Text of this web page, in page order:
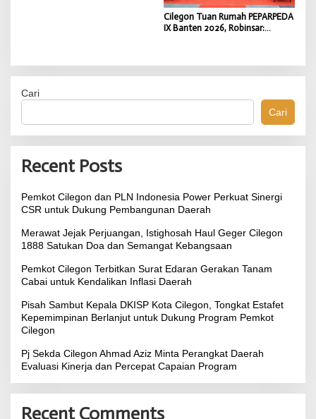
Cilegon Tuan Rumah PEPARPEDA
IX Banten 2026, Robinsar:
Cari
Cari
Recent Posts
Pemkot Cilegon dan PLN Indonesia Power Perkuat Sinergi
CSR untuk Dukung Pembangunan Daerah
Merawat Jejak Perjuangan, Istighosah Haul Geger Cilegon
1888 Satukan Doa dan Semangat Kebangsaan
Pemkot Cilegon Terbitkan Surat Edaran Gerakan Tanam
Cabai untuk Kendalikan Inflasi Daerah
Pisah Sambut Kepala DKISP Kota Cilegon, Tongkat Estafet
Kepemimpinan Berlanjut untuk Dukung Program Pemkot
Cilegon
Pj Sekda Cilegon Ahmad Aziz Minta Perangkat Daerah
Evaluasi Kinerja dan Percepat Capaian Program
Recent Comments